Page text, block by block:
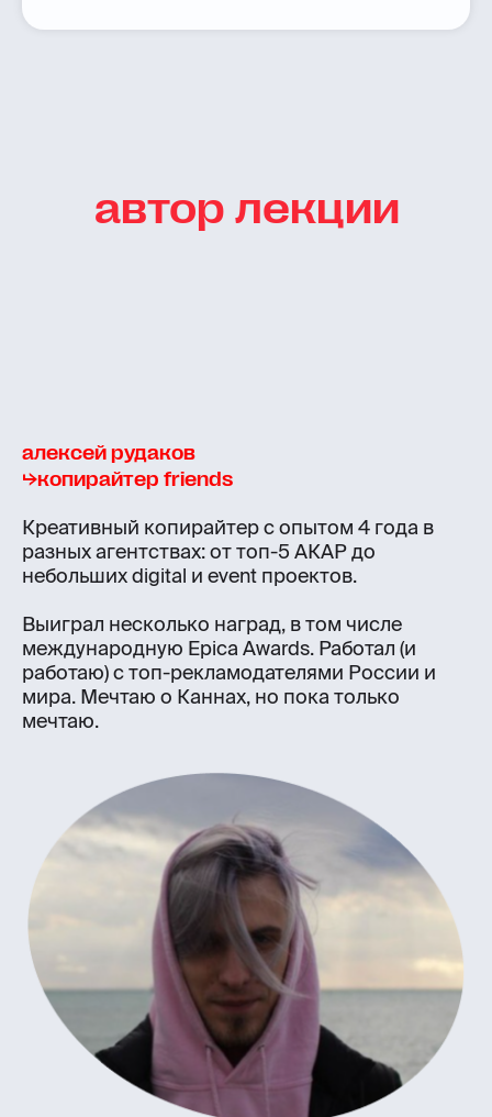
автор лекции
алексей рудаков
⮡копирайтер friends
Креативный копирайтер с опытом 4 года в
разных агентствах: от топ-5 АКАР до
небольших digital и event проектов.
Выиграл несколько наград, в том числе
международную Epica Awards. Работал (и
работаю) с топ-рекламодателями России и
мира. Мечтаю о Каннах, но пока только
мечтаю.